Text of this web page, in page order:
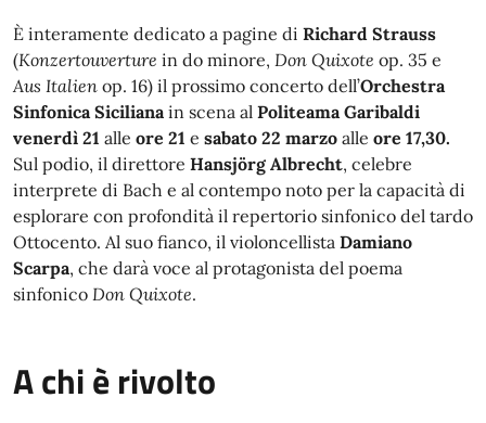
È interamente dedicato a pagine di Richard Strauss
(Konzertouverture in do minore, Don Quixote op. 35 e
Aus Italien op. 16) il prossimo concerto dell’Orchestra
Sinfonica Siciliana in scena al Politeama Garibaldi
venerdì 21 alle ore 21 e sabato 22 marzo alle ore 17,30.
Sul podio, il direttore Hansjörg Albrecht, celebre
interprete di Bach e al contempo noto per la capacità di
esplorare con profondità il repertorio sinfonico del tardo
Ottocento. Al suo fianco, il violoncellista Damiano
Scarpa, che darà voce al protagonista del poema
sinfonico Don Quixote.
A chi è rivolto